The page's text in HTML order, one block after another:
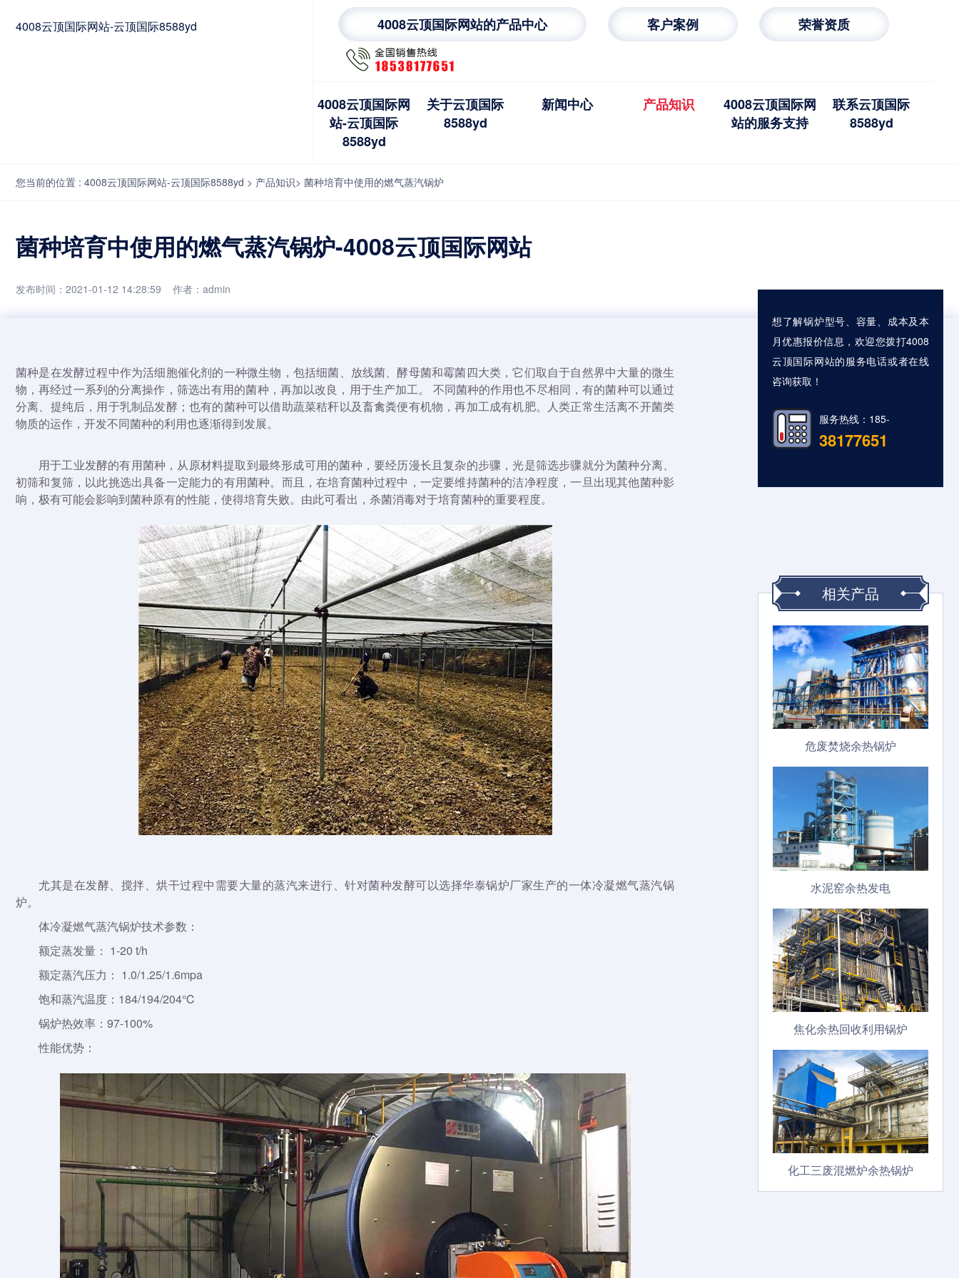
4008云顶国际网站-云顶国际8588yd 4008云顶国际网站的产品中心 客户案例 荣誉资质
4008云顶国际网
站-云顶国际
8588yd
关于云顶国际
8588yd
新闻中心 产品知识
4008云顶国际网
站的服务支持
联系云顶国际
8588yd
您当前的位置 : 4008云顶国际网站-云顶国际8588yd > 产品知识> 菌种培育中使用的燃气蒸汽锅炉
菌种培育中使用的燃气蒸汽锅炉-4008云顶国际网站
发布时间：2021-01-12 14:28:59 作者：admin
菌种是在发酵过程中作为活细胞催化剂的一种微生物，包括细菌、放线菌、酵母菌和霉菌四大类，它们取自于自然界中大量的微生
物，再经过一系列的分离操作，筛选出有用的菌种，再加以改良，用于生产加工。 不同菌种的作用也不尽相同，有的菌种可以通过
分离、提纯后，用于乳制品发酵；也有的菌种可以借助蔬菜秸秆以及畜禽粪便有机物，再加工成有机肥。人类正常生活离不开菌类
物质的运作，开发不同菌种的利用也逐渐得到发展。
用于工业发酵的有用菌种，从原材料提取到最终形成可用的菌种，要经历漫长且复杂的步骤，光是筛选步骤就分为菌种分离、
初筛和复筛，以此挑选出具备一定能力的有用菌种。而且，在培育菌种过程中，一定要维持菌种的洁净程度，一旦出现其他菌种影
响，极有可能会影响到菌种原有的性能，使得培育失败。由此可看出，杀菌消毒对于培育菌种的重要程度。
尤其是在发酵、搅拌、烘干过程中需要大量的蒸汽来进行、针对菌种发酵可以选择华泰锅炉厂家生产的一体冷凝燃气蒸汽锅
炉。
体冷凝燃气蒸汽锅炉技术参数：
额定蒸发量： 1-20 t/h
额定蒸汽压力： 1.0/1.25/1.6mpa
饱和蒸汽温度：184/194/204℃
锅炉热效率：97-100%
性能优势：
想了解锅炉型号、容量、成本及本
月优惠报价信息，欢迎您拨打4008
云顶国际网站的服务电话或者在线
咨询获取！
服务热线：185-
38177651
相关产品
危废焚烧余热锅炉
水泥窑余热发电
焦化余热回收利用锅炉
化工三废混燃炉余热锅炉